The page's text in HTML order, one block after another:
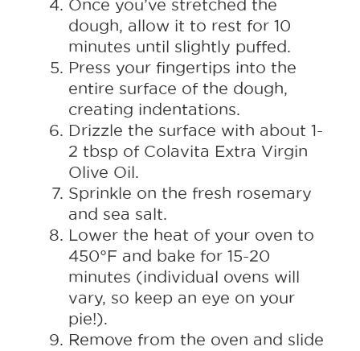
Once you’ve stretched the
dough, allow it to rest for 10
minutes until slightly puffed.
Press your fingertips into the
entire surface of the dough,
creating indentations.
Drizzle the surface with about 1-
2 tbsp of Colavita Extra Virgin
Olive Oil.
Sprinkle on the fresh rosemary
and sea salt.
Lower the heat of your oven to
450°F and bake for 15-20
minutes (individual ovens will
vary, so keep an eye on your
pie!).
Remove from the oven and slide